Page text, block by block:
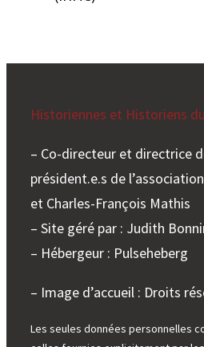
Historiennes et Historiens
– Co-directeur et directrice
président.e.s de
et Charles-François Mathis
– Site géré par : Judith
– Hébergeur : Pulseheberg
– Image d’accueil : Droits
Les seules données personnelles